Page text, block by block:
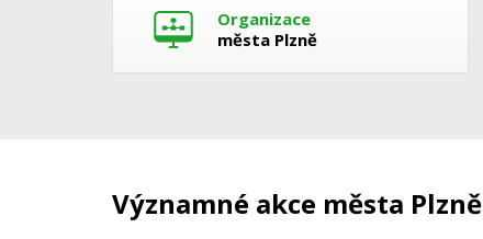
Organizace
města Plzně
Významné akce města Plzně